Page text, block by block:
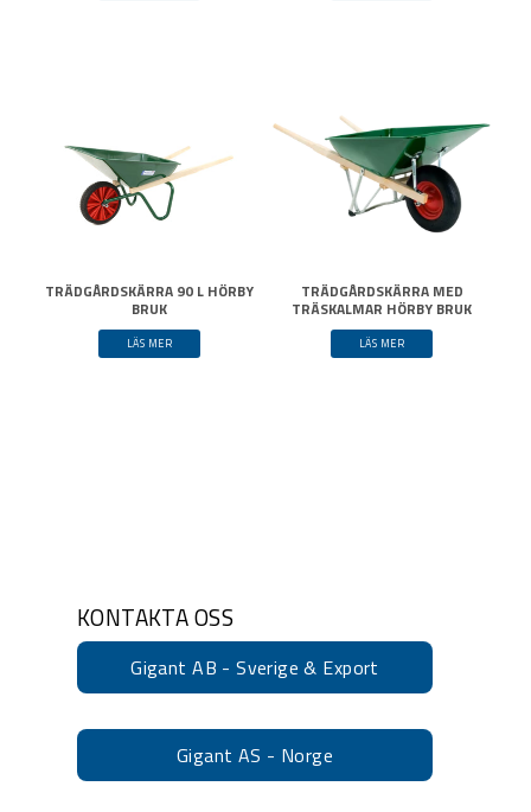
TRÄDGÅRDSKÄRRA 90 L HÖRBY
BRUK
LÄS MER
TRÄDGÅRDSKÄRRA MED
TRÄSKALMAR HÖRBY BRUK
LÄS MER
KONTAKTA OSS
Gigant AB - Sverige & Export
Gigant AS - Norge